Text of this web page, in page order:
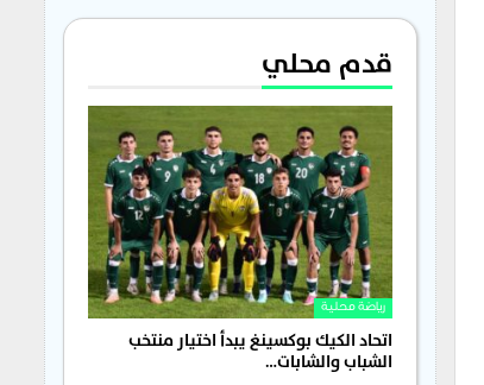
قدم محلي
رياضة محلية
اتحاد الكيك بوكسينغ يبدأ اختيار منتخب
الشباب والشابات…